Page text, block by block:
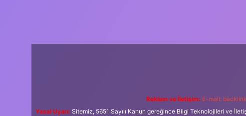
Reklam ve İletişim: E-mail:
Yasal Uyarı: Sitemiz, 5651 Sayılı Kanun gereğince Bilgi Teknolojileri ve